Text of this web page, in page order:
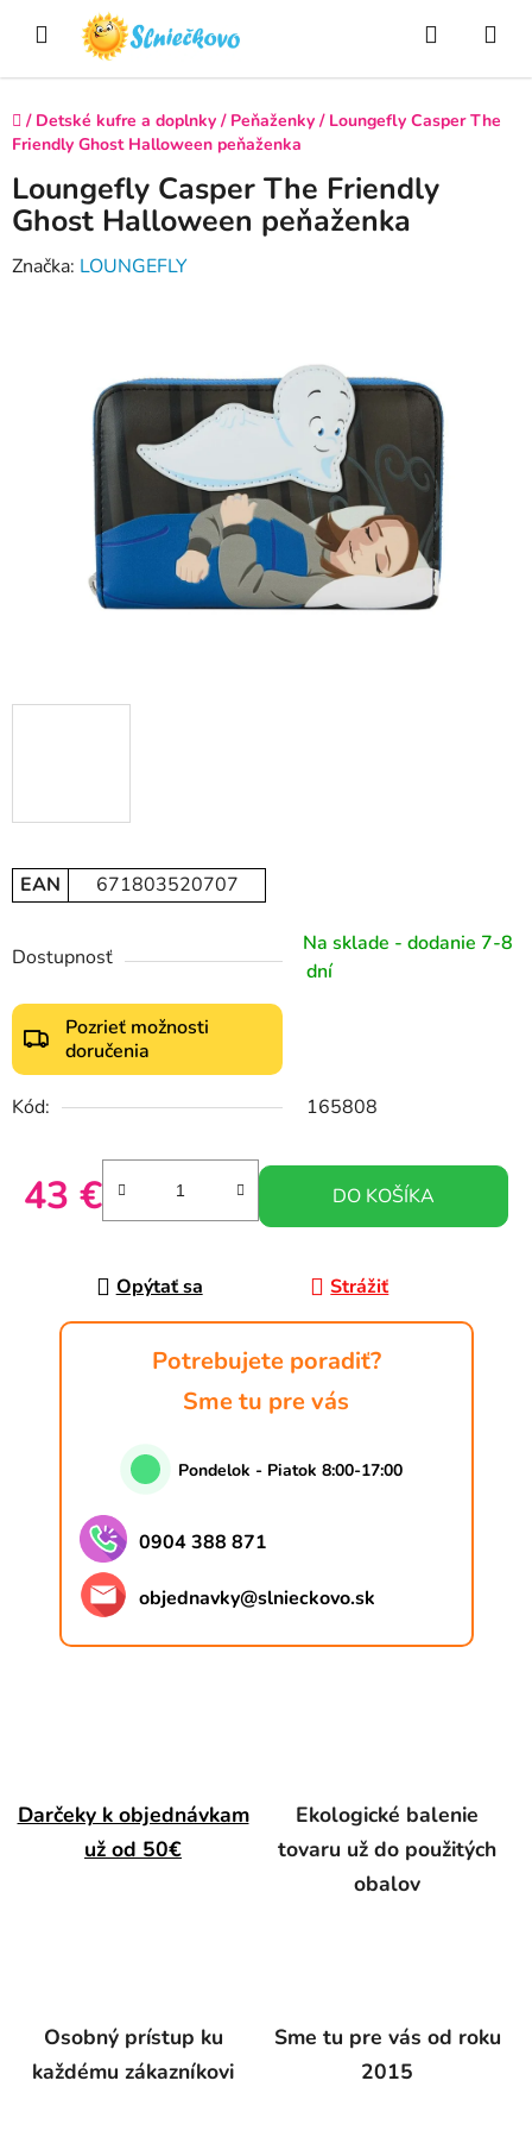
Hľadať
Domov
/ Detské kufre a doplnky / Peňaženky / Loungefly Casper The
Friendly Ghost Halloween peňaženka
EAN 671803520707
Dostupnosť
Na sklade - dodanie 7-8
dní
Pozrieť možnosti
doručenia
Kód: 165808
43 € DO KOŠÍKA
Opýtať sa Strážiť
Potrebujete poradiť?
Sme tu pre vás
Pondelok - Piatok 8:00-17:00
0904 388 871
objednavky@slnieckovo.sk
Loungefly Casper The Friendly
Ghost Halloween peňaženka
Značka: LOUNGEFLY
Darčeky k objednávkam
už od 50€
Ekologické balenie
tovaru už do použitých
obalov
Osobný prístup ku
každému zákazníkovi
Sme tu pre vás od roku
2015